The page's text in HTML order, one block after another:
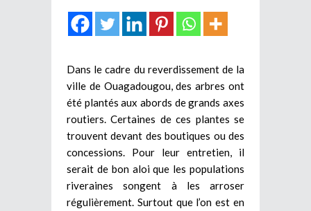
Dans le cadre du reverdissement de la
ville de Ouagadougou, des arbres ont
été plantés aux abords de grands axes
routiers. Certaines de ces plantes se
trouvent devant des boutiques ou des
concessions. Pour leur entretien, il
serait de bon aloi que les populations
riveraines songent à les arroser
régulièrement. Surtout que l’on est en